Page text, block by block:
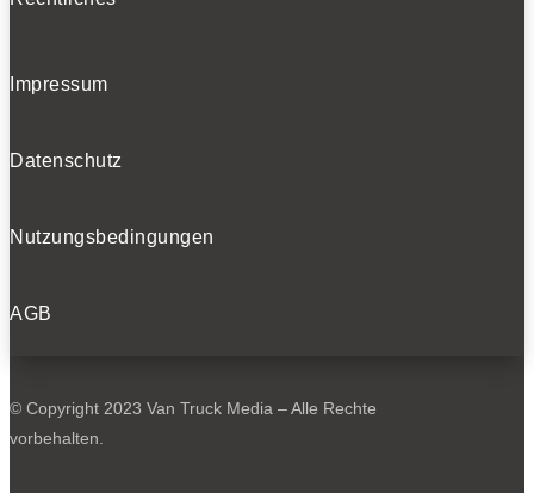
Impressum
Datenschutz
Nutzungsbedingungen
AGB
© Copyright 2023 Van Truck Media – Alle Rechte
vorbehalten.